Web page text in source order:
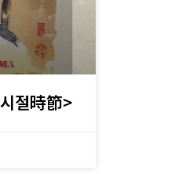
절時節>